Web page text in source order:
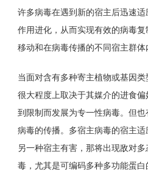
许多病毒在遇到新的宿主后迅速
作用进化，从而实现有效的病毒
移动和在病毒传播的不同宿主群体
当面对含有多种寄主植物或基因
很大程度上取决于其媒介的进食
到限制而发展为专一性病毒。但
病毒的传播。多宿主病毒的宿主
另一种宿主有害，那将出现敌对
毒，尤其是可编码多种多功能蛋